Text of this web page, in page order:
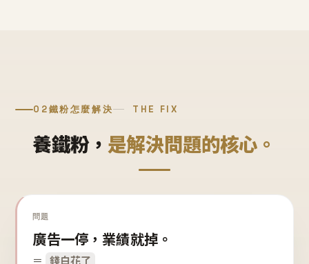
02鐵粉怎麼解決 THE FIX
養鐵粉， 是解決問題的核心。
問題
廣告一停，業績就掉。
＝ 錢白花了